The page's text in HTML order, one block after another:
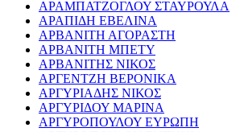
ΑΡΑΜΠΑΤΖΟΓΛΟΥ ΣΤΑΥΡΟΥΛΑ
ΑΡΑΠΙΔΗ ΕΒΕΛΙΝΑ
ΑΡΒΑΝΙΤΗ ΑΓΟΡΑΣΤΗ
ΑΡΒΑΝΙΤΗ ΜΠΕΤΥ
ΑΡΒΑΝΙΤΗΣ ΝΙΚΟΣ
ΑΡΓΕΝΤΖΗ ΒΕΡΟΝΙΚΑ
ΑΡΓΥΡΙΑΔΗΣ ΝΙΚΟΣ
ΑΡΓΥΡΙΔΟΥ ΜΑΡΙΝΑ
ΑΡΓΥΡΟΠΟΥΛΟΥ ΕΥΡΩΠΗ